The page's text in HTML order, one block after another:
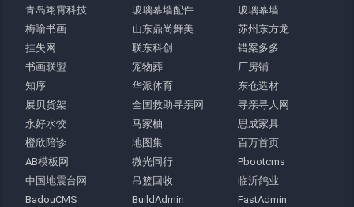
青岛翊霄科技
玻璃幕墙配件
玻璃幕墙
梅喻书画
山东鼎尚舞美
苏州东方龙
挂失网
联东科创
错案多多
书画联盟
宠物葬
厂房铺
知序
华派体育
东仓造材
展贝货架
全国救助寻亲网
寻亲寻人网
永好水饺
马家柚
思成家具
橙欣陪诊
地图集
百万首页
AB模板网
微光同行
Pbootcms
中国地震台网
吊篮回收
临沂鸽业
BadouCMS
BuildAdmin
FastAdmin